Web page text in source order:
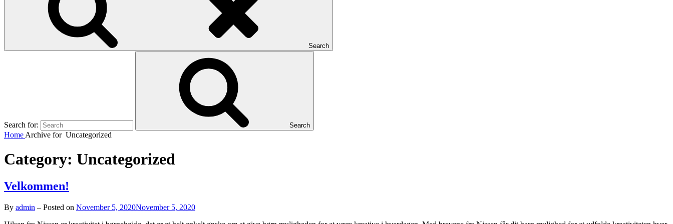
Search
Search for: Search
Home Archive for Uncategorized
Category: Uncategorized
Velkommen!
By admin – Posted on November 5, 2020November 5, 2020